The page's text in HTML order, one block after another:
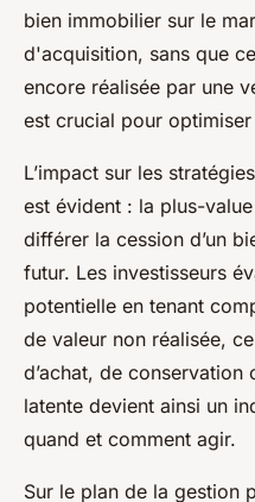
bien immobilier sur le
d'acquisition, sans que
encore réalisée par une
est crucial pour
L’impact sur les
est évident : la plus-
différer la cession d’un
futur. Les investisseurs
potentielle en tenant
de valeur non réalisée,
d’achat, de
latente devient ainsi un
quand et comment agir.
Sur le plan de la gestion